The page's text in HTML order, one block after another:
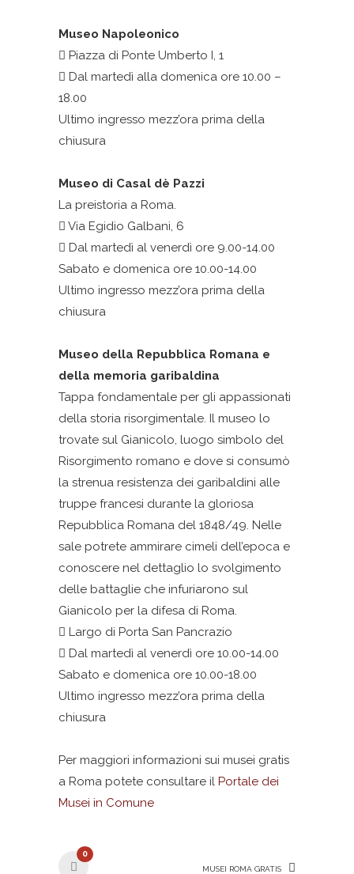
Museo Napoleonico
Piazza di Ponte Umberto I, 1
Dal martedì alla domenica ore 10.00 –
18.00
Ultimo ingresso mezz’ora prima della
chiusura
Museo di Casal dè Pazzi
La preistoria a Roma.
Via Egidio Galbani, 6
Dal martedì al venerdì ore 9.00-14.00
Sabato e domenica ore 10.00-14.00
Ultimo ingresso mezz’ora prima della
chiusura
Museo della Repubblica Romana e
della memoria garibaldina
Tappa fondamentale per gli appassionati
della storia risorgimentale. Il museo lo
trovate sul Gianicolo, luogo simbolo del
Risorgimento romano e dove si consumò
la strenua resistenza dei garibaldini alle
truppe francesi durante la gloriosa
Repubblica Romana del 1848/49. Nelle
sale potrete ammirare cimeli dell’epoca e
conoscere nel dettaglio lo svolgimento
delle battaglie che infuriarono sul
Gianicolo per la difesa di Roma.
Largo di Porta San Pancrazio
Dal martedì al venerdì ore 10.00-14.00
Sabato e domenica ore 10.00-18.00
Ultimo ingresso mezz’ora prima della
chiusura
Per maggiori informazioni sui musei gratis
a Roma potete consultare il Portale dei
Musei in Comune
MUSEI ROMA GRATIS
0